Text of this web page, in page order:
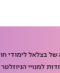
בצלאל לימודי
למנויי